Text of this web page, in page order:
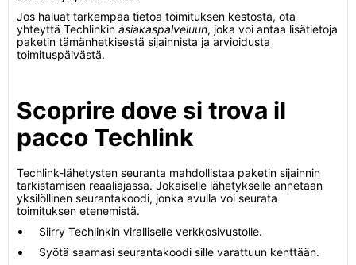
Jos haluat tarkempaa tietoa toimituksen kestosta, ota
yhteyttä Techlinkin asiakaspalveluun, joka voi antaa lisätietoja
paketin tämänhetkisestä sijainnista ja arvioidusta
toimituspäivästä.
Scoprire dove si trova il
pacco Techlink
Techlink-lähetysten seuranta mahdollistaa paketin sijainnin
tarkistamisen reaaliajassa. Jokaiselle lähetykselle annetaan
yksilöllinen seurantakoodi, jonka avulla voi seurata
toimituksen etenemistä.
Siirry Techlinkin viralliselle verkkosivustolle.
Syötä saamasi seurantakoodi sille varattuun kenttään.